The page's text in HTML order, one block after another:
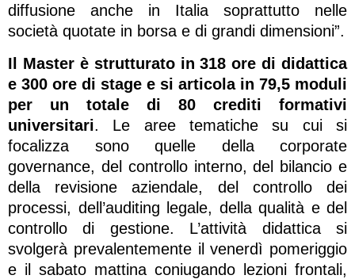
diffusione anche in Italia soprattutto nelle
società quotate in borsa e di grandi dimensioni”.
Il Master è strutturato in 318 ore di didattica
e 300 ore di stage e si articola in 79,5 moduli
per un totale di 80 crediti formativi
universitari. Le aree tematiche su cui si
focalizza sono quelle della corporate
governance, del controllo interno, del bilancio e
della revisione aziendale, del controllo dei
processi, dell’auditing legale, della qualità e del
controllo di gestione. L’attività didattica si
svolgerà prevalentemente il venerdì pomeriggio
e il sabato mattina coniugando lezioni frontali,